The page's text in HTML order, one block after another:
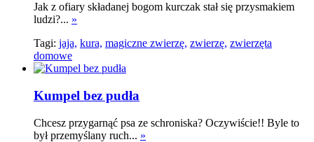
Jak z ofiary składanej bogom kurczak stał się przysmakiem
ludzi?... »
Tagi: jaja, kura, magiczne zwierzę, zwierzę, zwierzęta
domowe
Kumpel bez pudła
Chcesz przygarnąć psa ze schroniska? Oczywiście!! Byle to
był przemyślany ruch... »